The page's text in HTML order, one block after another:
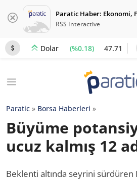
Paratic Haber: Ekonomi,
RSS Interactive
Dolar (%0.18) 47.71
Paratic » Borsa Haberleri »
Büyüme
ucuz kalmış 12
Beklenti altında seyrini sürdüren